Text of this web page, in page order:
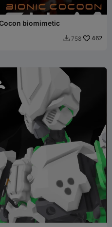
biomimetic
 758 462